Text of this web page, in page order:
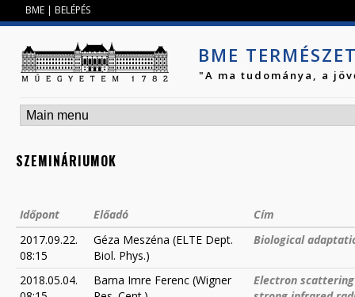
BME | BELÉPÉS
BME
"A ma tudománya, a
SZEMINÁRIUMOK
Időpont Előadó
Cím
2017.09.22.
08:15
Géza Meszéna (ELTE Dept.
Biol. Phys.)
Biological
2018.05.04.
Barna Imre Ferenc (Wigner
Electron